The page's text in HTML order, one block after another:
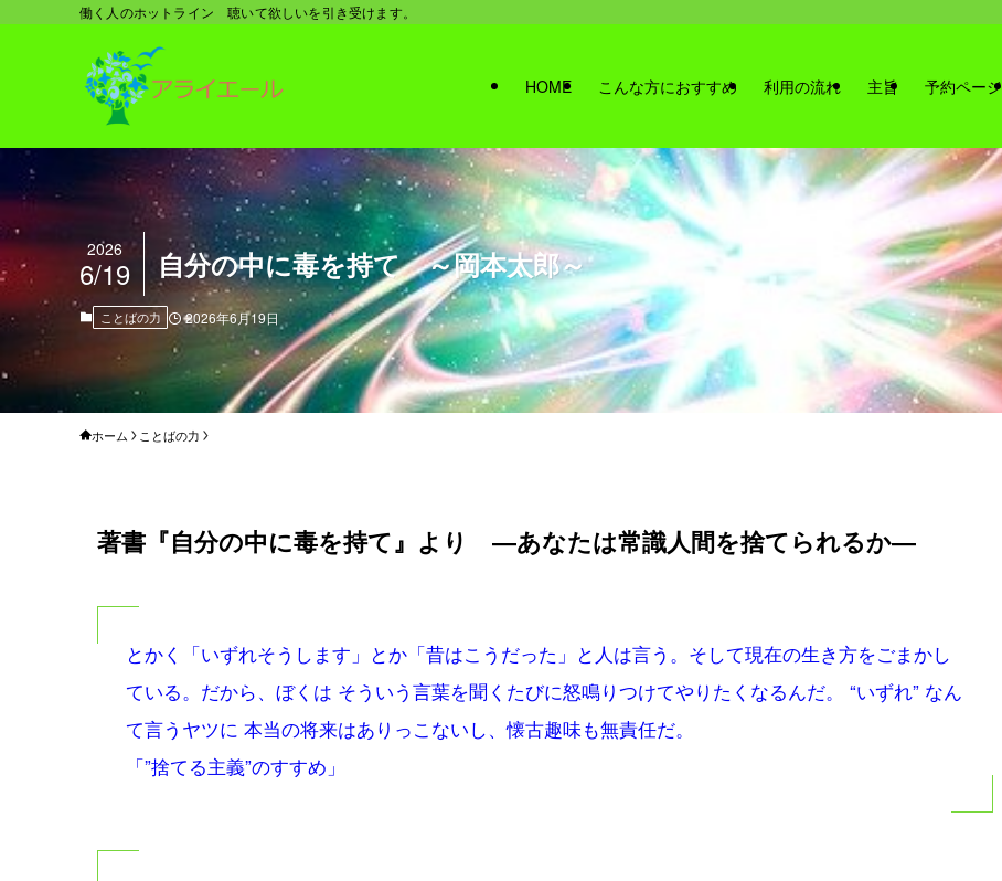
働く人のホットライン 聴いて欲しいを引き受けます。
HOME こんな方におすすめ 利用の流れ 主旨 予約ページ
自分の中に毒を持て ～岡本太郎～
2026
6/19
ことばの力 2026年6月19日
ホーム ことばの力
著書『自分の中に毒を持て』より ―あなたは常識人間を捨てられるか―
とかく「いずれそうします」とか「昔はこうだった」と人は言う。そして現在の生き方をごまかし
ている。だから、ぼくは そういう言葉を聞くたびに怒鳴りつけてやりたくなるんだ。 “いずれ” なん
て言うヤツに 本当の将来はありっこないし、懐古趣味も無責任だ。
「”捨てる主義”のすすめ」